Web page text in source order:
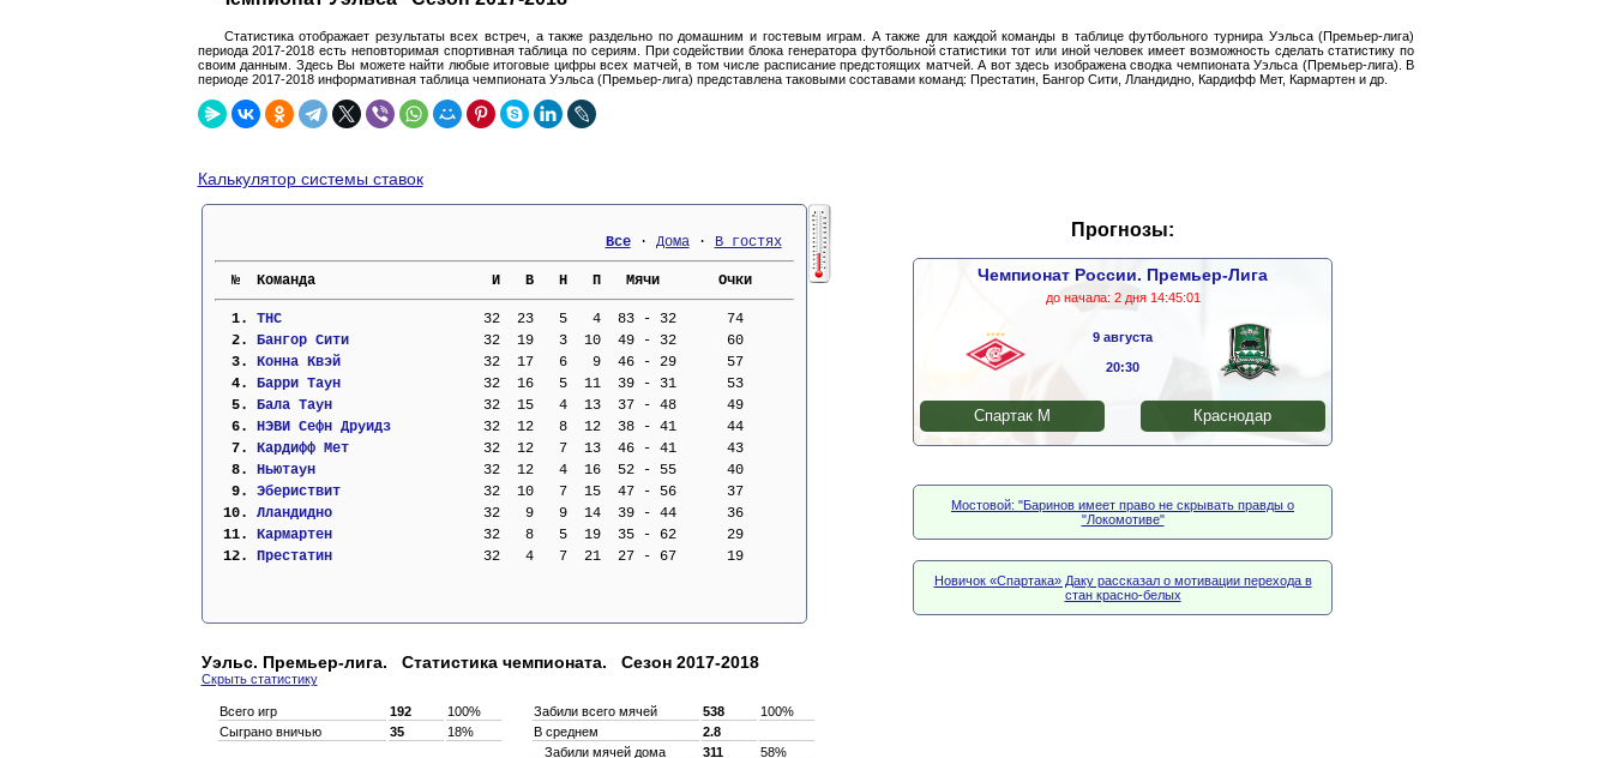
Статистика отображает результаты всех встреч, а также раздельно по домашним и гостевым играм. А также для каждой команды в таблице футбольного турнира Уэльса (Премьер-лига)
периода 2017-2018 есть неповторимая спортивная таблица по сериям. При содействии блока генератора футбольной статистики тот или иной человек имеет возможность сделать статистику по
своим данным. Здесь Вы можете найти любые итоговые цифры всех матчей, в том числе расписание предстоящих матчей. А вот здесь изображена сводка чемпионата Уэльса (Премьер-лига). В
периоде 2017-2018 информативная таблица чемпионата Уэльса (Премьер-лига) представлена таковыми составами команд: Престатин, Бангор Сити, Лландидно, Кардифф Мет, Кармартен и др.
Калькулятор системы ставок
Все · Дома · В гостях
  №  Команда                     И   В   Н   П   Мячи       Очки
  1.
ТНС
  32  23   5   4  83 - 32      74
  2.
Бангор Сити
  32  19   3  10  49 - 32      60
  3.
Конна Квэй
  32  17   6   9  46 - 29      57
  4.
Барри Таун
  32  16   5  11  39 - 31      53
  5.
Бала Таун
  32  15   4  13  37 - 48      49
  6.
НЭВИ Сефн Друидз
  32  12   8  12  38 - 41      44
  7.
Кардифф Мет
  32  12   7  13  46 - 41      43
  8.
Ньютаун
  32  12   4  16  52 - 55      40
  9.
Эбериствит
  32  10   7  15  47 - 56      37
10. Лландидно
  32   9   9  14  39 - 44      36
11. Кармартен
  32   8   5  19  35 - 62      29
12. Престатин
  32   4   7  21  27 - 67      19
Уэльс. Премьер-лига. Статистика чемпионата. Сезон 2017-2018
Скрыть статистику
Всего игр 192
100%
Сыграно вничью
35 18%
Забили всего мячей 538
100%
В среднем
2.8
Забили мячей дома
311
58%
Прогнозы:
Чемпионат России. Премьер-Лига
до начала: 2 дня 14:45:00
9 августа
20:30
Спартак М Краснодар
Мостовой: "Баринов имеет право не скрывать правды о
"Локомотиве"
Новичок «Спартака» Даку рассказал о мотивации перехода в
стан красно-белых